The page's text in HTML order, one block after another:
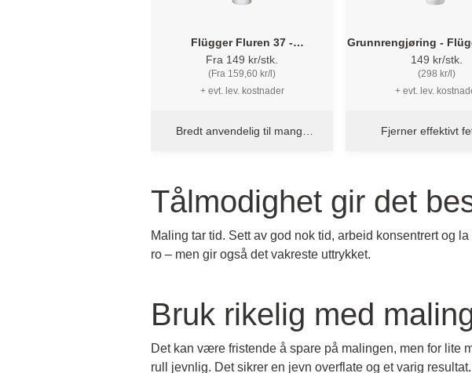
Flügger Fluren 37 -
Grunnrengjøring
Fra 149 kr/stk.
(Fra 159,60 kr/l)
+ evt. lev. kostnader
Bredt anvendelig til mange
Grunnrengjøring -
37 Spray - GReady
149 kr/stk.
(298 kr/l)
+ evt. lev.
Fjerner effektivt
Tålmodighet gir det
Maling tar tid. Sett av god nok tid, arbeid konsentrert og
ro – men gir også det vakreste uttrykket.
Bruk rikelig med
Det kan være fristende å spare på malingen, men for lite
rull jevnlig. Det sikrer en jevn overflate og et varig resultat.